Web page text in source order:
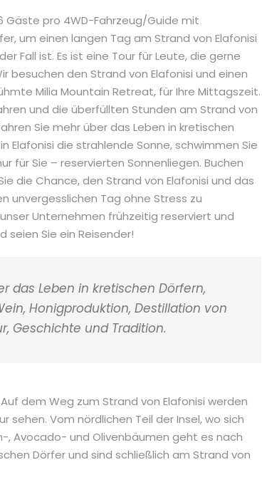
Gäste pro 4WD-Fahrzeug/Guide mit
um einen langen Tag am Strand von Elafonisi
Fall ist. Es ist eine Tour für Leute, die gerne
besuchen den Strand von Elafonisi und einen
Milia Mountain Retreat, für Ihre Mittagszeit.
und die überfüllten Stunden am Strand von
Sie mehr über das Leben in kretischen
Elafonisi die strahlende Sonne, schwimmen Sie
für Sie – reservierten Sonnenliegen. Buchen
die Chance, den Strand von Elafonisi und das
unvergesslichen Tag ohne Stress zu
Unternehmen frühzeitig reserviert und
seien Sie ein Reisender!
das Leben in kretischen Dörfern,
Honigproduktion, Destillation von
Geschichte und Tradition.
dem Weg zum Strand von Elafonisi werden
sehen. Vom nördlichen Teil der Insel, wo sich
Avocado- und Olivenbäumen geht es nach
Dörfer und sind schließlich am Strand von